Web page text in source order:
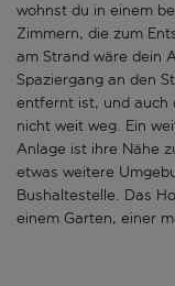
wohnst du in einem
Zimmern, die zum
am Strand wäre dein
Spaziergang an den
entfernt ist, und auch
nicht weit weg. Ein
Anlage ist ihre Nähe
etwas weitere
Bushaltestelle. Das
einem Garten, einer